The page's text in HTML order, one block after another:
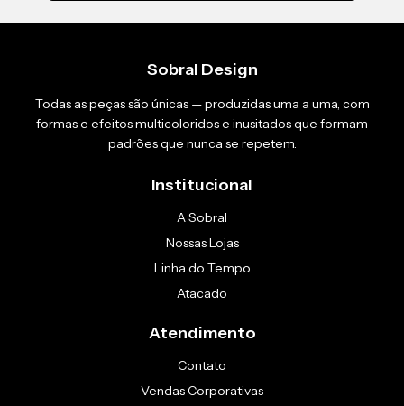
Sobral Design
Todas as peças são únicas — produzidas uma a uma, com
formas e efeitos multicoloridos e inusitados que formam
padrões que nunca se repetem.
Institucional
A Sobral
Nossas Lojas
Linha do Tempo
Atacado
Atendimento
Contato
Vendas Corporativas